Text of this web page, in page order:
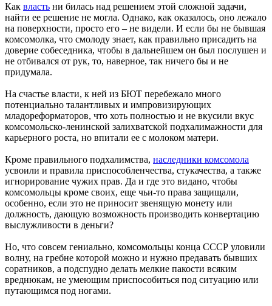
Как власть ни билась над решением этой сложной задачи,
найти ее решение не могла. Однако, как оказалось, оно лежало
на поверхности, просто его – не видели. И если бы не бывшая
комсомолка, что смолоду знает, как правильно присадить на
доверие собеседника, чтобы в дальнейшем он был послушен и
не отбивался от рук, то, наверное, так ничего бы и не
придумала.
На счастье власти, к ней из БЮТ перебежало много
потенциально талантливых и импровизирующих
младореформаторов, что хоть полностью и не вкусили вкус
комсомольско-ленинской залихватской подхалимажности для
карьерного роста, но впитали ее с молоком матери.
Кроме правильного подхалимства, наследники комсомола
усвоили и правила приспособленчества, стукачества, а также
игнорирование чужих прав. Да и где это видано, чтобы
комсомольцы кроме своих, еще чьи-то права защищали,
особенно, если это не приносит звенящую монету или
должность, дающую возможность производить конвертацию
выслужливости в деньги?
Но, что совсем гениально, комсомольцы конца СССР уловили
волну, на гребне которой можно и нужно предавать бывших
соратников, а подспудно делать мелкие пакости всяким
вреднюкам, не умеющим приспособиться под ситуацию или
путающимся под ногами.